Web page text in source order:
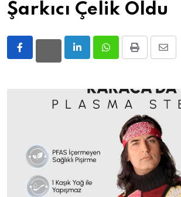
Gündem
Şarkıcı Çelik Oldu
LinkedInWhatsappPrint
Share
Email